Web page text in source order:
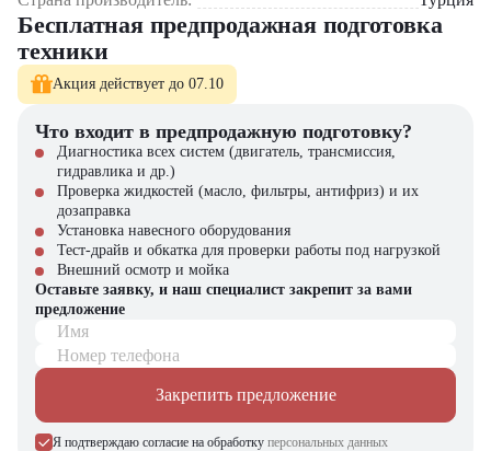
широкое распространение модели обеспечивает доступность
запчастей и обслуживания. Этот фургон создан для ежедневной
интенсивной работы, являясь фундаментом для стабильной и
предсказуемой логистики.
Бесплатная предпродажная подготовка
техники
Акция действует до 07.10
Что входит в предпродажную подготовку?
Диагностика всех систем (двигатель, трансмиссия,
гидравлика и др.)
Проверка жидкостей (масло, фильтры, антифриз) и их
дозаправка
Установка навесного оборудования
Тест-драйв и обкатка для проверки работы под нагрузкой
Внешний осмотр и мойка
Оставьте заявку, и наш специалист закрепит за вами
предложение
Имя
Номер телефона
Закрепить предложение
Я подтверждаю согласие на обработку персональных данных